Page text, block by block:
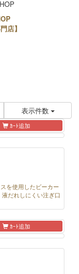
店】
表示件数
ｶｰﾄ追加
を使用したビーカー
だれしにくい注ぎ口
ｶｰﾄ追加